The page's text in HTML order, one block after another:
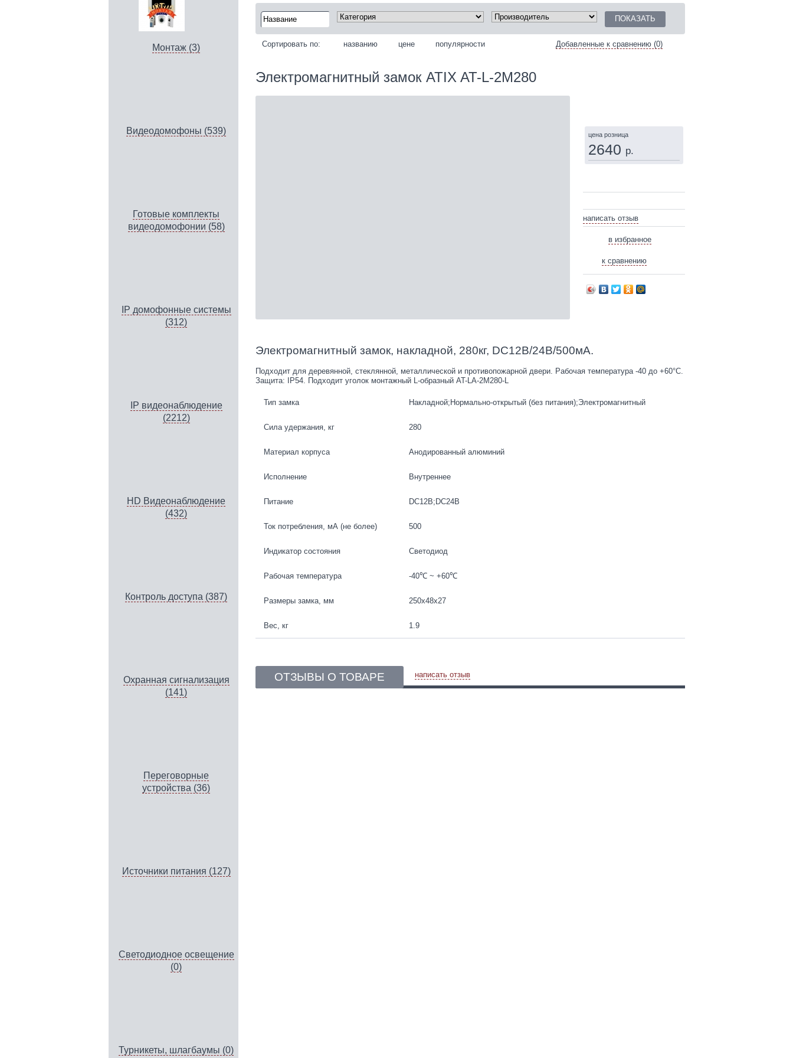
Монтаж (3)
Видеодомофоны (539)
Готовые комплекты
видеодомофонии (58)
IP домофонные системы
(312)
IP видеонаблюдение
(2212)
HD Видеонаблюдение
(432)
Контроль доступа (387)
Охранная сигнализация
(141)
Переговорные
устройства (36)
Источники питания (127)
Светодиодное освещение
(0)
Турникеты, шлагбаумы (0)
Добавленные к сравнению (0)
Сортировать по: названию цене популярности
Электромагнитный замок ATIX AT-L-2M280
цена розница
2640 р.
написать отзыв
в избранное
к сравнению
Электромагнитный замок, накладной, 280кг, DC12В/24В/500мA.
Подходит для деревянной, стеклянной, металлической и противопожарной двери. Рабочая температура -40 до +60°C.
Защита: IP54. Подходит уголок монтажный L-oбразный AT-LA-2M280-L
Тип замка Накладной;Нормально-открытый (без питания);Электромагнитный
Сила удержания, кг 280
Материал корпуса Анодированный алюминий
Исполнение Внутреннее
Питание DC12В;DC24В
Ток потребления, мА (не более) 500
Индикатор состояния Светодиод
Рабочая температура -40℃ ~ +60℃
Размеры замка, мм 250х48х27
Вес, кг 1.9
ОТЗЫВЫ О ТОВАРЕ написать отзыв